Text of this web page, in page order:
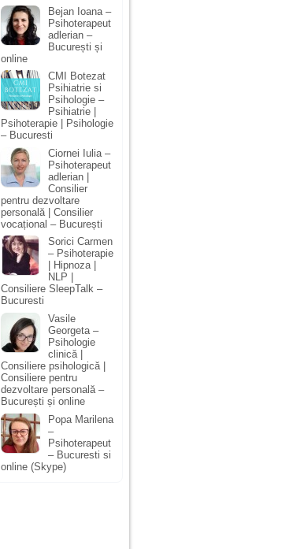
Bejan Ioana –
Psihoterapeut
adlerian –
București și
online
CMI Botezat
Psihiatrie si
Psihologie –
Psihiatrie |
Psihoterapie | Psihologie
– Bucuresti
Ciornei Iulia –
Psihoterapeut
adlerian |
Consilier
pentru dezvoltare
personală | Consilier
vocațional – București
Sorici Carmen
– Psihoterapie
| Hipnoza |
NLP |
Consiliere SleepTalk –
Bucuresti
Vasile
Georgeta –
Psihologie
clinică |
Consiliere psihologică |
Consiliere pentru
dezvoltare personală –
București și online
Popa Marilena
–
Psihoterapeut
– Bucuresti si
online (Skype)